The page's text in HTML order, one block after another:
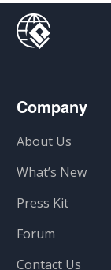
Company
About Us
What’s New
Press Kit
Forum
Contact Us